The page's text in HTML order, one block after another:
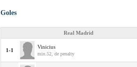
Goles
Real Madrid
1-1
Vinicius
min.52, de penalty